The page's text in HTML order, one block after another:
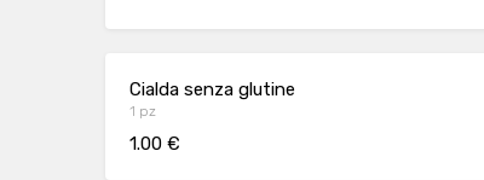
Cialda senza glutine
1 pz
1.00 €